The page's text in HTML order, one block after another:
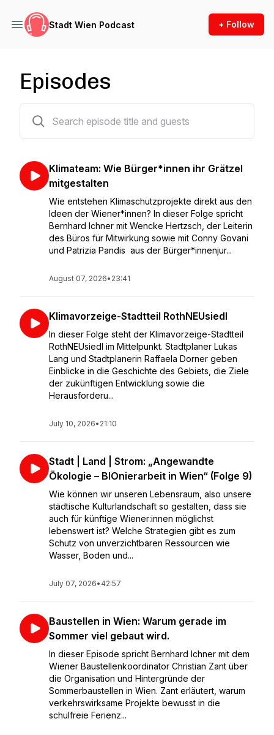
Stadt Wien Podcast + Follow
Episodes
Klimateam: Wie Bürger*innen ihr Grätzel
mitgestalten
Wie entstehen Klimaschutzprojekte direkt aus den
Ideen der Wiener*innen? In dieser Folge spricht
Bernhard Ichner mit Wencke Hertzsch, der Leiterin
des Büros für Mitwirkung sowie mit Conny Govani
und Patrizia Pandis aus der Bürger*innenjur...
August 07, 2026• 23:41
Klimavorzeige-Stadtteil RothNEUsiedl
In dieser Folge steht der Klimavorzeige-Stadtteil
RothNEUsiedl im Mittelpunkt. Stadtplaner Lukas
Lang und Stadtplanerin Raffaela Dorner geben
Einblicke in die Geschichte des Gebiets, die Ziele
der zukünftigen Entwicklung sowie die
Herausforderu...
July 10, 2026• 21:10
Stadt | Land | Strom: „Angewandte
Ökologie – BIOnierarbeit in Wien“ (Folge 9)
Wie können wir unseren Lebensraum, also unsere
städtische Kulturlandschaft so gestalten, dass sie
auch für künftige Wiener:innen möglichst
lebenswert ist? Welche Strategien gibt es zum
Schutz von unverzichtbaren Ressourcen wie
Wasser, Boden und...
July 07, 2026• 42:57
Baustellen in Wien: Warum gerade im
Sommer viel gebaut wird.
In dieser Episode spricht Bernhard Ichner mit dem
Wiener Baustellenkoordinator Christian Zant über
die Organisation und Hintergründe der
Sommerbaustellen in Wien. Zant erläutert, warum
verkehrswirksame Projekte bewusst in die
schulfreie Ferienz...